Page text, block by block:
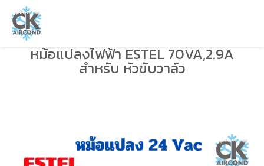
หม้อแปลงไฟฟ้า ESTEL 70VA,2.9A
สำหรับ หัวขับวาล์ว